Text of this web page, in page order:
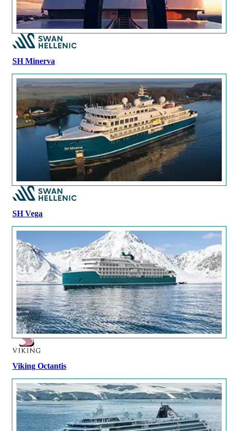
SH Minerva
SH Vega
Viking Octantis